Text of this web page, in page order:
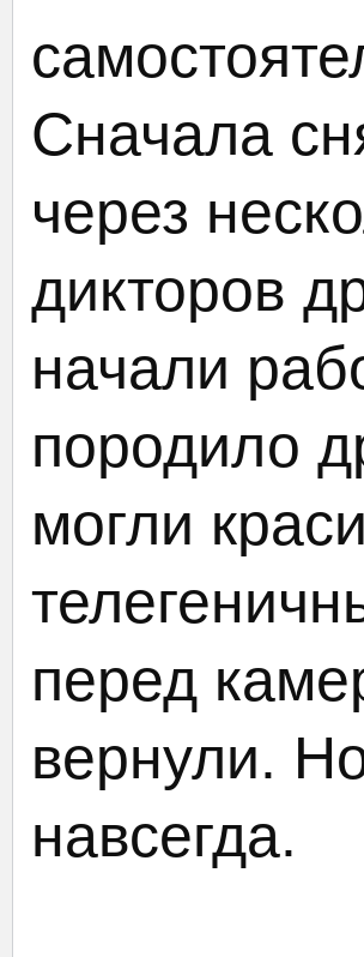
Сначала
через
дикторов
начали
породило
могли
перед
вернули.
навсегда.